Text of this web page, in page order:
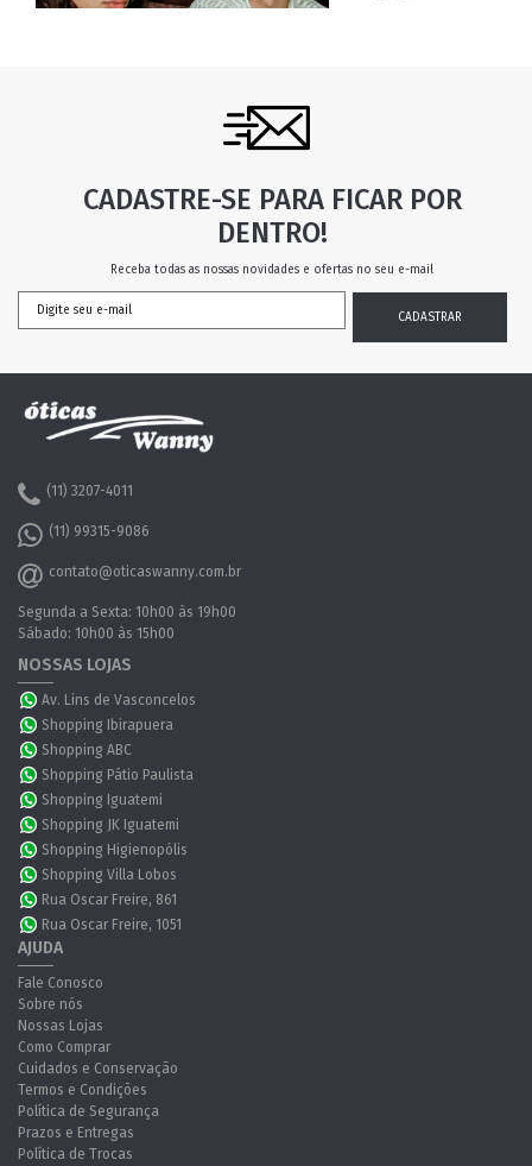
CADASTRE-SE PARA FICAR POR
DENTRO!
Receba todas as nossas novidades e ofertas no seu e-mail
(11) 3207-4011
(11) 99315-9086
contato@oticaswanny.com.br
Segunda a Sexta: 10h00 às 19h00
Sábado: 10h00 às 15h00
NOSSAS LOJAS
Av. Lins de Vasconcelos
Shopping Ibirapuera
Shopping ABC
Shopping Pátio Paulista
Shopping Iguatemi
Shopping JK Iguatemi
Shopping Higienopólis
Shopping Villa Lobos
Rua Oscar Freire, 861
Rua Oscar Freire, 1051
AJUDA
Fale Conosco
Sobre nós
Nossas Lojas
Como Comprar
Cuidados e Conservação
Termos e Condições
Política de Segurança
Prazos e Entregas
Política de Trocas